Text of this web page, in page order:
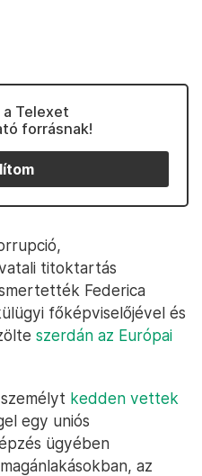
Telexet
forrásnak!
titoktartás
Federica
főképviselőjével és
szerdán az Európai
kedden vettek
egy uniós
ügyében
az